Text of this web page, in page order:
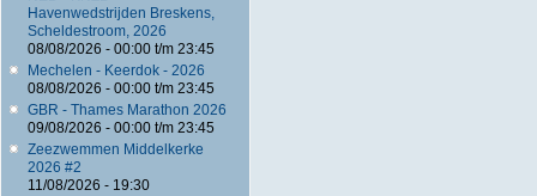
Havenwedstrijden Breskens,
Scheldestroom, 2026
08/08/2026 - 00:00t/m 23:45
Mechelen - Keerdok - 2026
08/08/2026 - 00:00t/m 23:45
GBR - Thames Marathon 2026
09/08/2026 - 00:00t/m 23:45
Zeezwemmen Middelkerke
2026 #2
11/08/2026 - 19:30